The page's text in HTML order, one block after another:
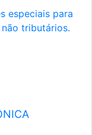
especiais para
tributários.